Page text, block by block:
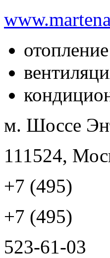
отопление
м. Шоссе
111524,
+7 (495)
+7 (495)
523-61-03